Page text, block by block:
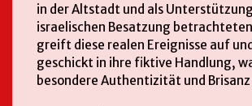
in der Altstadt und als
israelischen Besatzung
greift diese realen Ereignisse auf
geschickt in ihre fiktive Handlung,
besondere Authentizität und